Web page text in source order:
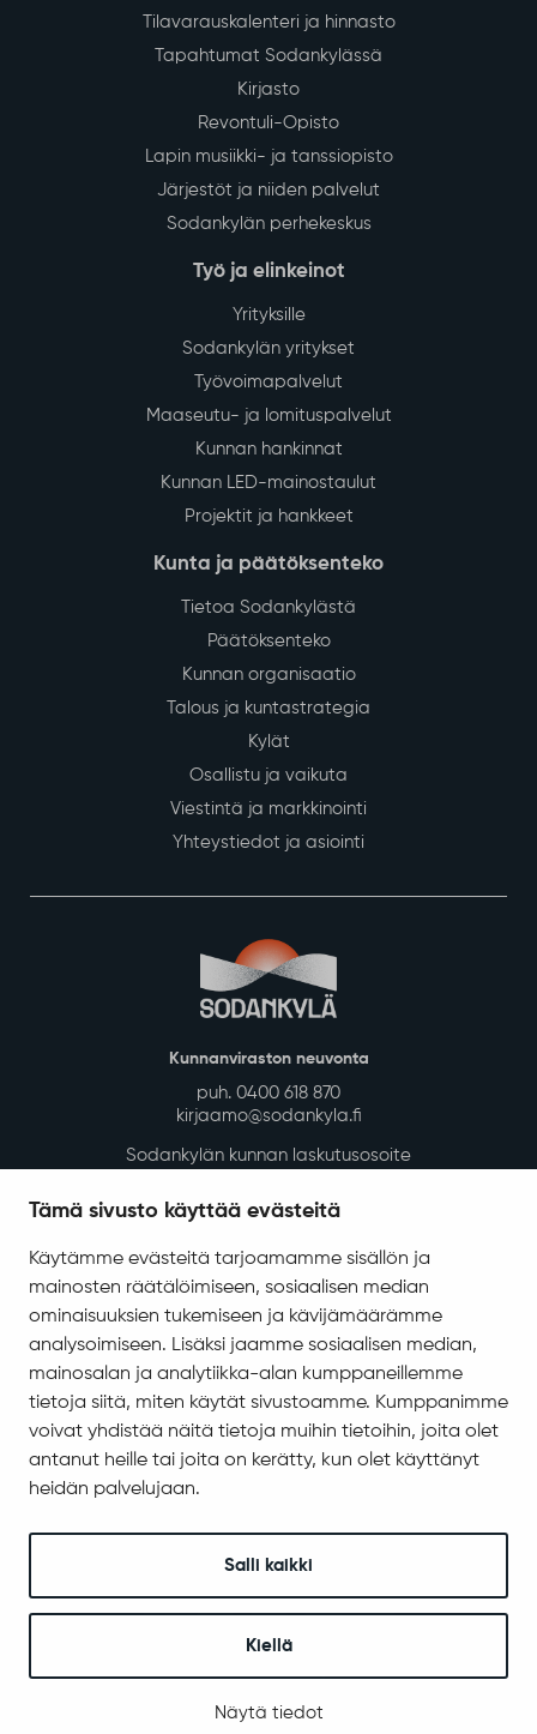
Tämä sivusto käyttää evästeitä
Käytämme evästeitä tarjoamamme sisällön ja
mainosten räätälöimiseen, sosiaalisen median
ominaisuuksien tukemiseen ja kävijämäärämme
analysoimiseen. Lisäksi jaamme sosiaalisen median,
mainosalan ja analytiikka-alan kumppaneillemme
tietoja siitä, miten käytät sivustoamme. Kumppanimme
voivat yhdistää näitä tietoja muihin tietoihin, joita olet
antanut heille tai joita on kerätty, kun olet käyttänyt
heidän palvelujaan.
Salli kaikki
Kiellä
Näytä tiedot
Tilavarauskalenteri ja hinnasto
Tapahtumat Sodankylässä
Kirjasto
Revontuli-Opisto
Lapin musiikki- ja tanssiopisto
Järjestöt ja niiden palvelut
Sodankylän perhekeskus
Työ ja elinkeinot
Yrityksille
Sodankylän yritykset
Työvoimapalvelut
Maaseutu- ja lomituspalvelut
Kunnan hankinnat
Kunnan LED-mainostaulut
Projektit ja hankkeet
Kunta ja päätöksenteko
Tietoa Sodankylästä
Päätöksenteko
Kunnan organisaatio
Talous ja kuntastrategia
Kylät
Osallistu ja vaikuta
Viestintä ja markkinointi
Yhteystiedot ja asiointi
Kunnanviraston neuvonta
puh. 0400 618 870
kirjaamo@sodankyla.fi
Sodankylän kunnan laskutusosoite
Asiakirjajulkisuuskuvaus
Evästeiden hallinta
Yhteystiedot
Jäämerentie 1, 99601 Sodankylä
Kaikki yhteystiedot
Henkilökunnan intranet
Seuraa meitä